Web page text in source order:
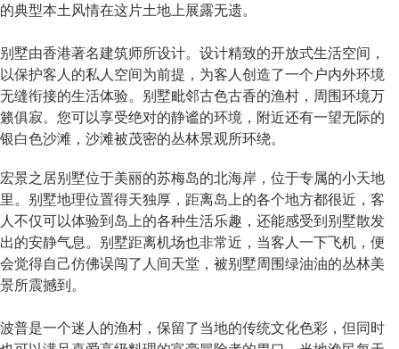
的典型本土风情在这片土地上展露无遗。
别墅由香港著名建筑师所设计。设计精致的开放式生活空间，
以保护客人的私人空间为前提，为客人创造了一个户内外环境
无缝衔接的生活体验。别墅毗邻古色古香的渔村，周围环境万
籁俱寂。您可以享受绝对的静谧的环境，附近还有一望无际的
银白色沙滩，沙滩被茂密的丛林景观所环绕。
宏景之居别墅位于美丽的苏梅岛的北海岸，位于专属的小天地
里。别墅地理位置得天独厚，距离岛上的各个地方都很近，客
人不仅可以体验到岛上的各种生活乐趣，还能感受到别墅散发
出的安静气息。别墅距离机场也非常近，当客人一下飞机，便
会觉得自己仿佛误闯了人间天堂，被别墅周围绿油油的丛林美
景所震撼到。
波普是一个迷人的渔村，保留了当地的传统文化色彩，但同时